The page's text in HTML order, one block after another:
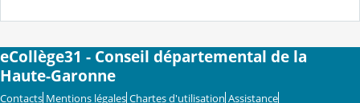
eCollège31 - Conseil départemental de la
Haute-Garonne
Contacts Mentions légales Chartes d'utilisation Assistance